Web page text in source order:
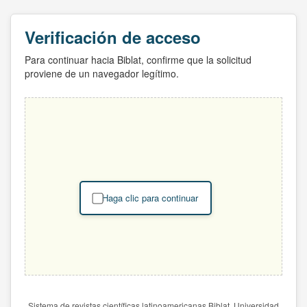
Verificación de acceso
Para continuar hacia Biblat, confirme que la solicitud
proviene de un navegador legítimo.
Haga clic para continuar